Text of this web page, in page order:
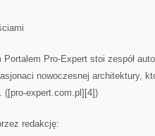
Portalem Pro-Expert stoi zespół
nowoczesnej architektury,
([pro-expert.com.pl][4])
redakcję: